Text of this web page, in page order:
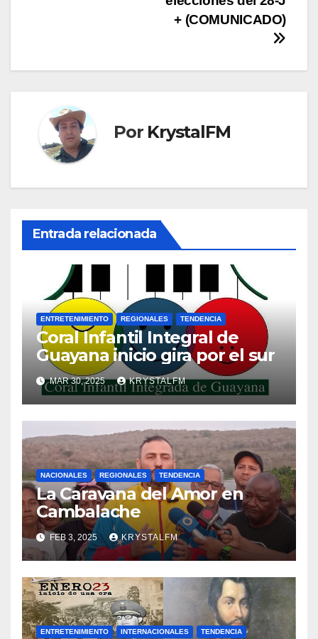
+ (COMUNICADO)
Por KrystalFM
Entrada relacionada
ENTRETENIMIENTO REGIONALES TENDENCIA
Coral Infantil Integral de
Guayana inicio gira por el sur
MAR 30, 2025 KRYSTALFM
NACIONALES REGIONALES TENDENCIA
La Caravana del Amor en
Cambalache
FEB 3, 2025 KRYSTALFM
ENTRETENIMIENTO INTERNACIONALES TENDENCIA